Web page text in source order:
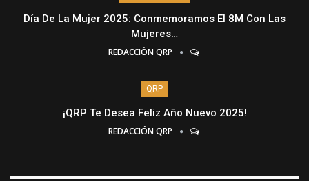
Día De La Mujer 2025: Conmemoramos El 8M Con Las
Mujeres…
REDACCIÓN QRP
QRP
¡QRP Te Desea Feliz Año Nuevo 2025!
REDACCIÓN QRP